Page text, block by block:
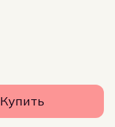
Купить